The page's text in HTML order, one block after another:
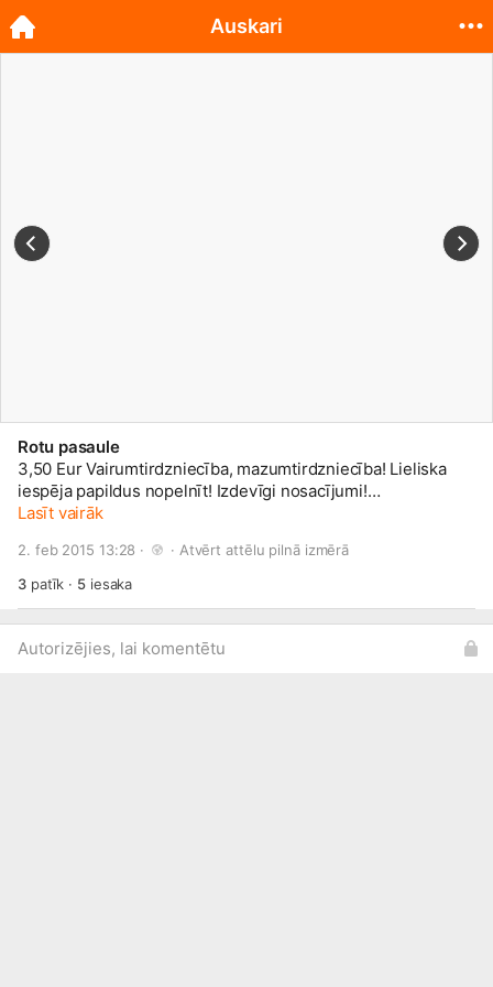
Rotu pasaule
3,50 Eur Vairumtirdzniecība, mazumtirdzniecība! Lieliska
iespēja papildus nopelnīt! Izdevīgi nosacījumi!
www.draugiem.lv/rotupasaule/
gatis.katsens@inbox.lv
Lasīt vairāk
2. feb 2015 13:28 · · Atvērt attēlu pilnā izmērā
3patīk · 5iesaka
Autorizējies, lai komentētu
Auskari